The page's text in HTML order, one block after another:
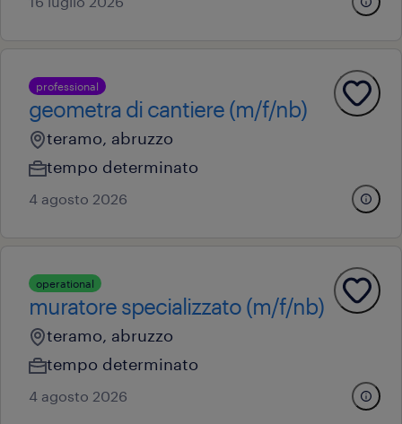
professional
geometra di cantiere (m/f/nb)
teramo, abruzzo
tempo determinato
4 agosto 2026
operational
muratore specializzato (m/f/nb)
teramo, abruzzo
tempo determinato
4 agosto 2026